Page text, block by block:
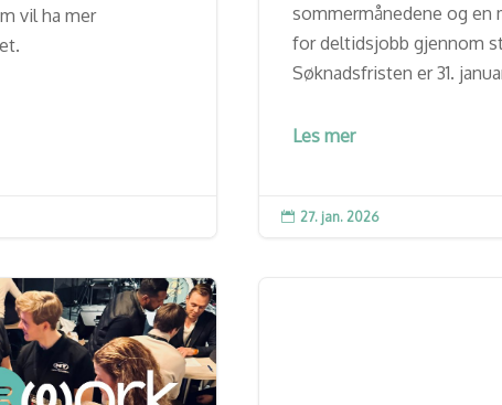
vil ha mer
sommermånedene og en
for deltidsjobb gjennom
Søknadsfristen er 31.
Les mer
 27. jan. 2026